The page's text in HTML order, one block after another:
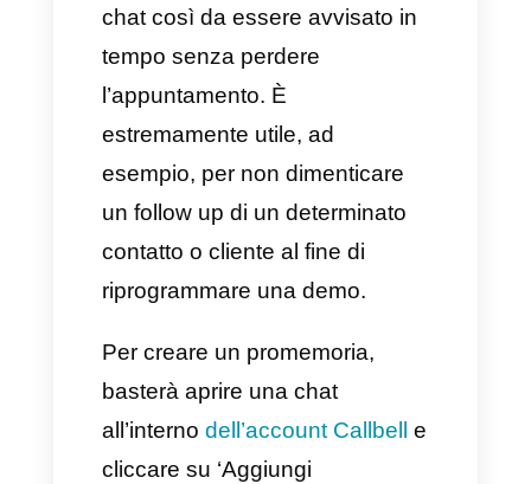
preventivo, contattare un cliente
in un determinato giorno,
programmare demo, seguire
nuovi e potenziali clienti, ecc.
– Inviare delle informazioni:
Ad esempio, un cambio data,
preventivo.
– Follow-up:
Eseguire un